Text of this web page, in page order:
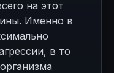
на этот
Именно в
в то